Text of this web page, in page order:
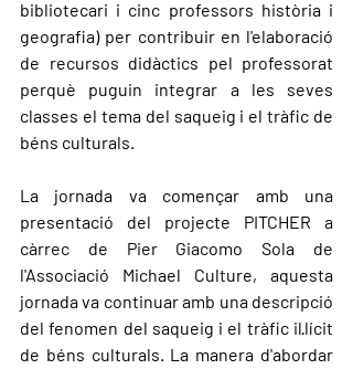
bibliotecari i cinc professors història i
geografia) per contribuir en l'elaboració
de recursos didàctics pel professorat
perquè puguin integrar a les seves
classes el tema del saqueig i el tràfic de
béns culturals.
La jornada va començar amb una
presentació del projecte PITCHER a
càrrec de Pier Giacomo Sola de
l'Associació Michael Culture, aquesta
jornada va continuar amb una descripció
del fenomen del saqueig i el tràfic il·lícit
de béns culturals. La manera d'abordar